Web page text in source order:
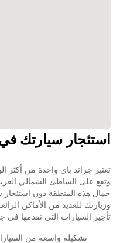
استئجار سيارتك
تعتبر جراند باي واحدة من
وتقع على الشاطئ الشمالي
جمال هذه المنطقة دون
وزيارتك للعديد من الأماكن
تأجير السيارات التي نقدمها في
تشكيلة واسعة من